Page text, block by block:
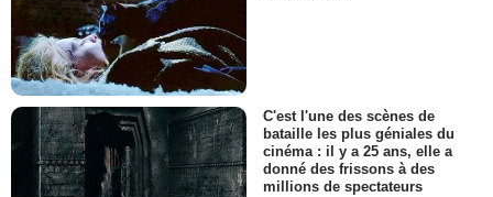
C'est l'une des scènes de
bataille les plus géniales du
cinéma : il y a 25 ans, elle a
donné des frissons à des
millions de spectateurs